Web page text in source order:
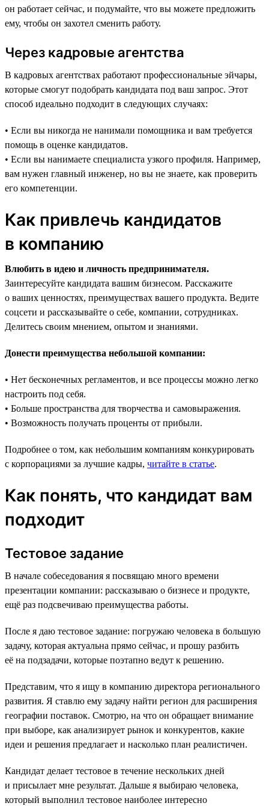
он работает сейчас, и подумайте, что вы можете предложить
ему, чтобы он захотел сменить работу.
Через кадровые агентства
В кадровых агентствах работают профессиональные эйчары,
которые смогут подобрать кандидата под ваш запрос. Этот
способ идеально подходит в следующих случаях:
• Если вы никогда не нанимали помощника и вам требуется
помощь в оценке кандидатов.
• Если вы нанимаете специалиста узкого профиля. Например,
вам нужен главный инженер, но вы не знаете, как проверить
его компетенции.
Как привлечь кандидатов
в компанию
Влюбить в идею и личность предпринимателя.
Заинтересуйте кандидата вашим бизнесом. Расскажите
о ваших ценностях, преимуществах вашего продукта. Ведите
соцсети и рассказывайте о себе, компании, сотрудниках.
Делитесь своим мнением, опытом и знаниями.
Донести преимущества небольшой компании:
• Нет бесконечных регламентов, и все процессы можно легко
настроить под себя.
• Больше пространства для творчества и самовыражения.
• Возможность получать проценты от прибыли.
Подробнее о том, как небольшим компаниям конкурировать
с корпорациями за лучшие кадры, читайте в статье.
Как понять, что кандидат вам
подходит
Тестовое задание
В начале собеседования я посвящаю много времени
презентации компании: рассказываю о бизнесе и продукте,
ещё раз подсвечиваю преимущества работы.
После я даю тестовое задание: погружаю человека в большую
задачу, которая актуальна прямо сейчас, и прошу разбить
её на подзадачи, которые поэтапно ведут к решению.
Представим, что я ищу в компанию директора регионального
развития. Я ставлю ему задачу найти регион для расширения
географии поставок. Смотрю, на что он обращает внимание
при выборе, как анализирует рынок и конкурентов, какие
идеи и решения предлагает и насколько план реалистичен.
Кандидат делает тестовое в течение нескольких дней
и присылает мне результат. Дальше я выбираю человека,
который выполнил тестовое наиболее интересно